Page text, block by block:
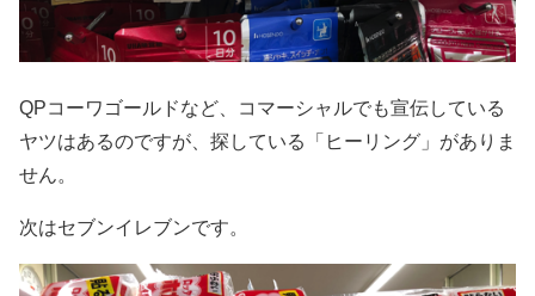
QPコーワゴールドなど、コマーシャルでも宣伝している
ヤツはあるのですが、探している「ヒーリング」がありま
せん。
次はセブンイレブンです。